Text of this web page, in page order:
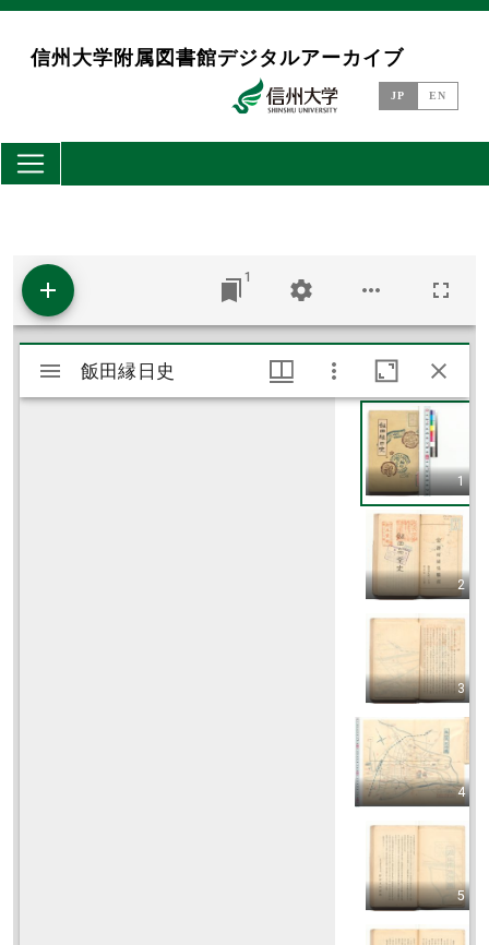
メインコンテンツに移動
信州大学附属図書館デジタルアーカイブ
JP EN